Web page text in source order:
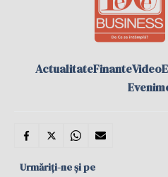
ActualitateFinanteVideo
Urmăriți-ne și pe